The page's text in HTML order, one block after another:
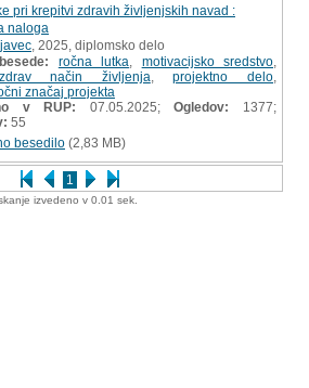
1
pri krepitvi zdravih življenjskih navad :
naloga
, 2025, diplomsko delo
ročna lutka motivacijsko sredstvo
zdrav način življenja ,projektno delo
značaj projekta
v RUP: 07.05.2025;Ogledov:
1377;
55
besedilo (2,83 MB)
izvedeno v 0.01 sek.